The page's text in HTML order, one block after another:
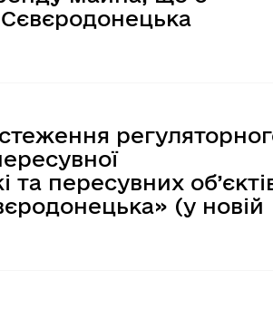
та пересувних
(у новій